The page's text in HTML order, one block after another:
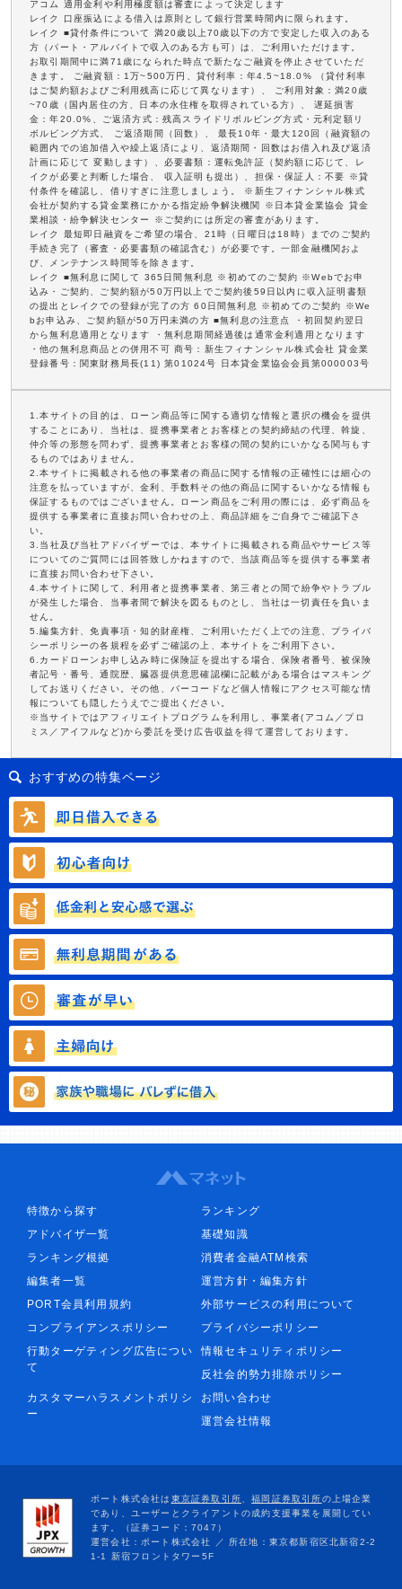
アコム 適用金利や利用極度額は審査によって決定します
レイク 口座振込による借入は原則として銀行営業時間内に限られます。
レイク ■貸付条件について 満20歳以上70歳以下の方で安定した収入のある
方（パート・アルバイトで収入のある方も可）は、ご利用いただけます。
お取引期間中に満71歳になられた時点で新たなご融資を停止させていただ
きます。 ご融資額：1万~500万円、貸付利率：年4.5~18.0% （貸付利率
はご契約額およびご利用残高に応じて異なります）、 ご利用対象：満20歳
~70歳（国内居住の方、日本の永住権を取得されている方）、 遅延損害
金：年20.0%、ご返済方式：残高スライドリボルビング方式・元利定額リ
ボルビング方式、 ご返済期間（回数）、 最長10年・最大120回（融資額の
範囲内での追加借入や繰上返済により、返済期間・回数はお借入れ及び返済
計画に応じて 変動します）、必要書類：運転免許証（契約額に応じて、レ
イクが必要と判断した場合、 収入証明も提出）、担保・保証人：不要 ※貸
付条件を確認し、借りすぎに注意しましょう。 ※新生フィナンシャル株式
会社が契約する貸金業務にかかる指定紛争解決機関 ※日本貸金業協会 貸金
業相談・紛争解決センター ※ご契約には所定の審査があります。
レイク 最短即日融資をご希望の場合、21時（日曜日は18時）までのご契約
手続き完了（審査・必要書類の確認含む）が必要です。一部金融機関およ
び、メンテナンス時間等を除きます。
レイク ■無利息に関して 365日間無利息 ※初めてのご契約 ※Webでお申
込み・ご契約、ご契約額が50万円以上でご契約後59日以内に収入証明書類
の提出とレイクでの登録が完了の方 60日間無利息 ※初めてのご契約 ※We
bお申込み、ご契約額が50万円未満の方 ■無利息の注意点 ・初回契約翌日
から無利息適用となります ・無利息期間経過後は通常金利適用となります
・他の無利息商品との併用不可 商号：新生フィナンシャル株式会社 貸金業
登録番号：関東財務局長(11) 第01024号 日本貸金業協会会員第000003号
1.本サイトの目的は、ローン商品等に関する適切な情報と選択の機会を提供
することにあり、当社は、提携事業者とお客様との契約締結の代理、斡旋、
仲介等の形態を問わず、提携事業者とお客様の間の契約にいかなる関与もす
るものではありません。
2.本サイトに掲載される他の事業者の商品に関する情報の正確性には細心の
注意を払っていますが、金利、手数料その他の商品に関するいかなる情報も
保証するものではございません。ローン商品をご利用の際には、必ず商品を
提供する事業者に直接お問い合わせの上、商品詳細をご自身でご確認下さ
い。
3.当社及び当社アドバイザーでは、本サイトに掲載される商品やサービス等
についてのご質問には回答致しかねますので、当該商品等を提供する事業者
に直接お問い合わせ下さい。
4.本サイトに関して、利用者と提携事業者、第三者との間で紛争やトラブル
が発生した場合、当事者間で解決を図るものとし、当社は一切責任を負いま
せん。
5.編集方針、免責事項・知的財産権、ご利用いただく上での注意、プライバ
シーポリシーの各規程を必ずご確認の上、本サイトをご利用下さい。
6.カードローンお申し込み時に保険証を提出する場合、保険者番号、被保険
者記号・番号、通院歴、臓器提供意思確認欄に記載がある場合はマスキング
してお送りください。その他、バーコードなど個人情報にアクセス可能な情
報についても隠したうえでご提出ください。
※当サイトではアフィリエイトプログラムを利用し、事業者(アコム／プロ
ミス／アイフルなど)から委託を受け広告収益を得て運営しております。
おすすめの特集ページ
特徴から探す
ランキング
アドバイザ一覧
基礎知識
ランキング根拠
消費者金融ATM検索
編集者一覧
運営方針・編集方針
PORT会員利用規約
外部サービスの利用について
コンプライアンスポリシー
プライバシーポリシー
行動ターゲティング広告につい
て
情報セキュリティポリシー
反社会的勢力排除ポリシー
カスタマーハラスメントポリシ
ー
お問い合わせ
運営会社情報